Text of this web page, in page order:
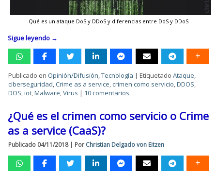
Qué es un ataque DoS y DDoS y diferencias entre DoS y DDoS
Sigue leyendo →
Publicado en Opinión/Difusión,Tecnología |Etiquetado Ataque,
ciberseguridad,Crime as a service,crimen como servicio,DDOS,
DOS,iot,Malware,Virus | 10 comentarios
¿Qué es el crimen como servicio o Crime
as a service (CaaS)?
Publicado 04/11/2018| Por Christian Delgado von Eitzen